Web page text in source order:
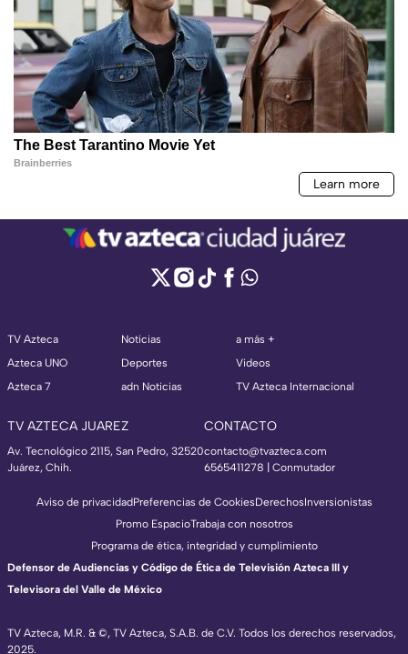
TV Azteca
Azteca UNO
Azteca 7
Noticias
Deportes
adn Noticias
a más +
Videos
TV Azteca Internacional
TV AZTECA JUAREZ
Av. Tecnológico 2115, San Pedro, 32520
Juárez, Chih.
CONTACTO
contacto@tvazteca.com
6565411278 | Conmutador
TV Azteca, M.R. & ©, TV Azteca, S.A.B. de C.V. Todos los derechos reservados,
2025.
Aviso de privacidadPreferencias de CookiesDerechosInversionistas
Promo EspacioTrabaja con nosotros
Programa de ética, integridad y cumplimiento
Defensor de Audiencias y Código de Ética de Televisión Azteca III y
Televisora del Valle de México